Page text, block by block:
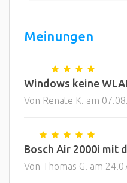
Meinungen
Windows keine
Von Renate K. am
Bosch Air 2000i mit
Von Thomas G. am